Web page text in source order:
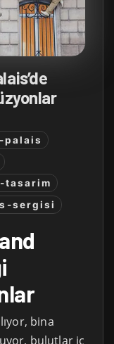
palais
tasarim
sergisi
bina
bulutlar iç